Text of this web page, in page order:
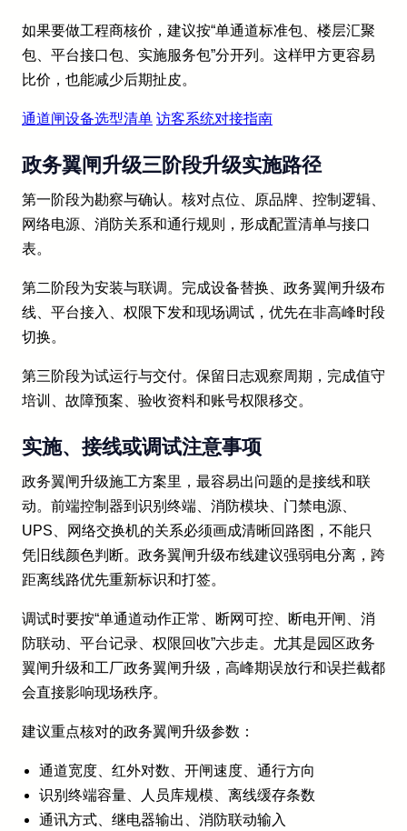
如果要做工程商核价，建议按“单通道标准包、楼层汇聚
包、平台接口包、实施服务包”分开列。这样甲方更容易
比价，也能减少后期扯皮。
通道闸设备选型清单 访客系统对接指南
政务翼闸升级三阶段升级实施路径
第一阶段为勘察与确认。核对点位、原品牌、控制逻辑、
网络电源、消防关系和通行规则，形成配置清单与接口
表。
第二阶段为安装与联调。完成设备替换、政务翼闸升级布
线、平台接入、权限下发和现场调试，优先在非高峰时段
切换。
第三阶段为试运行与交付。保留日志观察周期，完成值守
培训、故障预案、验收资料和账号权限移交。
实施、接线或调试注意事项
政务翼闸升级施工方案里，最容易出问题的是接线和联
动。前端控制器到识别终端、消防模块、门禁电源、
UPS、网络交换机的关系必须画成清晰回路图，不能只
凭旧线颜色判断。政务翼闸升级布线建议强弱电分离，跨
距离线路优先重新标识和打签。
调试时要按“单通道动作正常、断网可控、断电开闸、消
防联动、平台记录、权限回收”六步走。尤其是园区政务
翼闸升级和工厂政务翼闸升级，高峰期误放行和误拦截都
会直接影响现场秩序。
建议重点核对的政务翼闸升级参数：
通道宽度、红外对数、开闸速度、通行方向
识别终端容量、人员库规模、离线缓存条数
通讯方式、继电器输出、消防联动输入